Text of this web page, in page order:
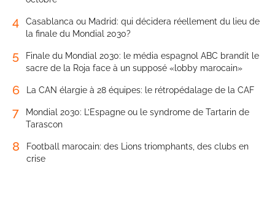
4
Casablanca ou Madrid: qui décidera réellement du lieu de
la finale du Mondial 2030?
5
Finale du Mondial 2030: le média espagnol ABC brandit le
sacre de la Roja face à un supposé «lobby marocain»
6 La CAN élargie à 28 équipes: le rétropédalage de la CAF
7
Mondial 2030: L’Espagne ou le syndrome de Tartarin de
Tarascon
8
Football marocain: des Lions triomphants, des clubs en
crise